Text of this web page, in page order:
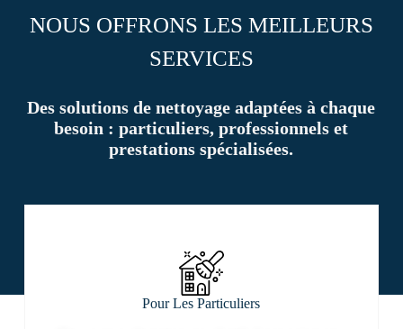
NOUS OFFRONS LES MEILLEURS
SERVICES
Des solutions de nettoyage adaptées à chaque
besoin : particuliers, professionnels et
prestations spécialisées.
Pour Les Particuliers